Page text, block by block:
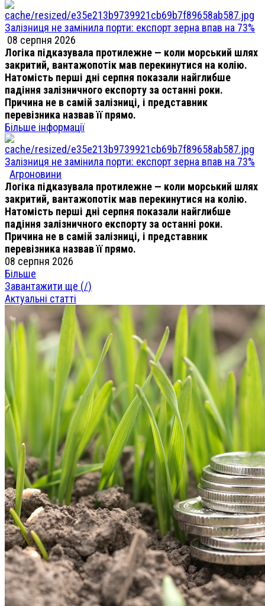
Залізниця не замінила порти: експорт зерна впав на 73%
08 серпня 2026
Логіка підказувала протилежне — коли морський шлях
закритий, вантажопотік мав перекинутися на колію.
Натомість перші дні серпня показали найглибше
падіння залізничного експорту за останні роки.
Причина не в самій залізниці, і представник
перевізника назвав її прямо.
Більше інформації
Залізниця не замінила порти: експорт зерна впав на 73%
Агроновини
Логіка підказувала протилежне — коли морський шлях
закритий, вантажопотік мав перекинутися на колію.
Натомість перші дні серпня показали найглибше
падіння залізничного експорту за останні роки.
Причина не в самій залізниці, і представник
перевізника назвав її прямо.
08 серпня 2026
Більше
Завантажити ще (/)
Актуальні статті